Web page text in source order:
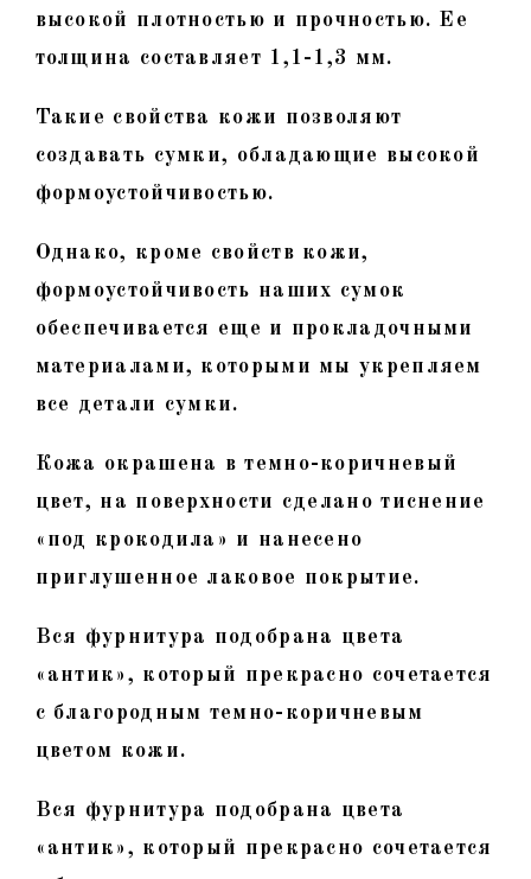
высокой плотностью и прочностью. Ее
толщина составляет 1,1-1,3 мм.
Такие свойства кожи позволяют
создавать сумки, обладающие высокой
формоустойчивостью.
Однако, кроме свойств кожи,
формоустойчивость наших сумок
обеспечивается еще и прокладочными
материалами, которыми мы укрепляем
все детали сумки.
Кожа окрашена в темно-коричневый
цвет, на поверхности сделано тиснение
«под крокодила» и нанесено
приглушенное лаковое покрытие.
Вся фурнитура подобрана цвета
«антик», который прекрасно сочетается
с благородным темно-коричневым
цветом кожи.
Вся фурнитура подобрана цвета
«антик», который прекрасно сочетается